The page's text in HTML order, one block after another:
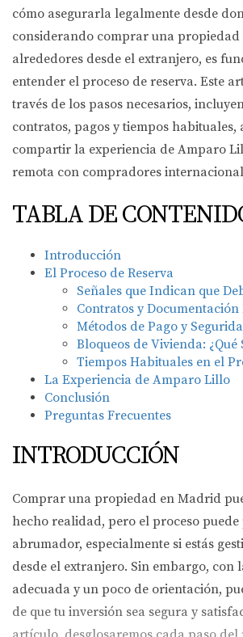
cómo asegurarla legalmente desde
considerando comprar una propiedad
alrededores desde el extranjero, es
entender el proceso de reserva. Este
través de los pasos necesarios,
contratos, pagos y tiempos habituales,
compartir la experiencia de Amparo
remota con compradores
TABLA DE
Introducción
El Proceso de Reserva
Señales que Indican que
Contratos y Documentación
Métodos de Pago y
Bloqueos de Vivienda: ¿Qué
Tiempos Habituales en el
La Experiencia de Amparo Lillo
Conclusión
Preguntas Frecuentes
INTRODUCCIÓN
Comprar una propiedad en Madrid
hecho realidad, pero el proceso
abrumador, especialmente si estás
desde el extranjero. Sin embargo, con
adecuada y un poco de orientación,
de que tu inversión sea segura y